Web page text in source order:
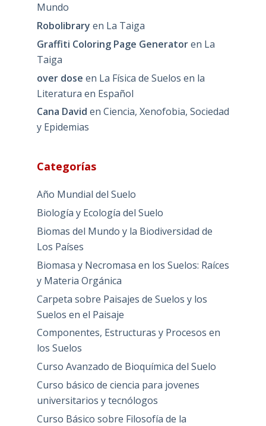
Mundo
Robolibrary en La Taiga
Graffiti Coloring Page Generatoren La
Taiga
over dose en La Física de Suelos en la
Literatura en Español
Cana David en Ciencia, Xenofobia, Sociedad
y Epidemias
Categorías
Año Mundial del Suelo
Biología y Ecología del Suelo
Biomas del Mundo y la Biodiversidad de
Los Países
Biomasa y Necromasa en los Suelos: Raíces
y Materia Orgánica
Carpeta sobre Paisajes de Suelos y los
Suelos en el Paisaje
Componentes, Estructuras y Procesos en
los Suelos
Curso Avanzado de Bioquímica del Suelo
Curso básico de ciencia para jovenes
universitarios y tecnólogos
Curso Básico sobre Filosofía de la